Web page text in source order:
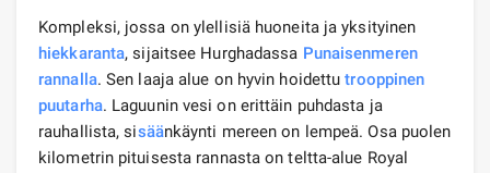
Kompleksi, jossa on ylellisiä huoneita ja yksityinen
hiekkaranta, sijaitsee Hurghadassa Punaisenmeren
rannalla. Sen laaja alue on hyvin hoidettutrooppinen
puutarha. Laguunin vesi on erittäin puhdasta ja
rauhallista, sisäänkäynti mereen on lempeä. Osa puolen
kilometrin pituisesta rannasta on teltta-alue Royal